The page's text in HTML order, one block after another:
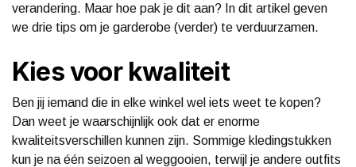
verandering. Maar hoe pak je dit aan? In dit artikel geven
we drie tips om je garderobe (verder) te verduurzamen.
Kies voor kwaliteit
Ben jij iemand die in elke winkel wel iets weet te kopen?
Dan weet je waarschijnlijk ook dat er enorme
kwaliteitsverschillen kunnen zijn. Sommige kledingstukken
kun je na één seizoen al weggooien, terwijl je andere outfits